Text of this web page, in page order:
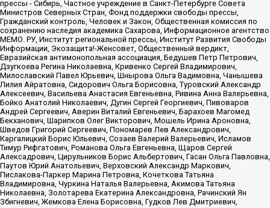
прессы - Сибирь, Частное учреждение в Санкт-Петербурге Совета
Министров Северных Стран, Фонд поддержки свободы прессы,
Гражданский контроль, Человек и Закон, Общественная комиссия по
сохранению наследия академика Сахарова, Информационное агентство
МЕМО. РУ, Институт региональной прессы, Институт Развития Свободы
Информации, Экозащита!-Женсовет, Общественный вердикт,
Евразийская антимонопольная ассоциация, Бедушев Петр Петрович,
Дзугкоева Регина Николаевна, Кривенко Сергей Владимирович,
Милославский Павел Юрьевич, Шнырова Ольга Вадимовна, Чанышева
Лилия Айратовна, Сидорович Ольга Борисовна, Туровский Александр
Алексеевич, Васильева Анастасия Евгеньевна, Ривина Анна Валерьевна,
Бойко Анатолий Николаевич, Дугин Сергей Георгиевич, Пивоваров
Андрей Сергеевич, Аверин Виталий Евгеньевич, Барахоев Магомед
Бекханович, Шарипков Олег Викторович, Мошель Ирина Ароновна,
Шведов Григорий Сергеевич, Пономарев Лев Александрович,
Каргалицкий Борис Юльевич, Созаев Валерий Валерьевич, Исламов
Тимур Рифгатович, Романова Ольга Евгеньевна, Щаров Сергей
Алексадрович, Цирульников Борис Альбертович, Гасан Ольга Павловна,
Паутов Юрий Анатольевич, Верховский Александр Маркович,
Пислакова-Паркер Марина Петровна, Кочеткова Татьяна
Владимировна, Чуркина Наталья Валерьевна, Акимова Татьяна
Николаевна, Золотарева Екатерина Александровна, Рачинский Ян
Збигневич, Жемкова Елена Борисовна, Гудков Лев Дмитриевич,